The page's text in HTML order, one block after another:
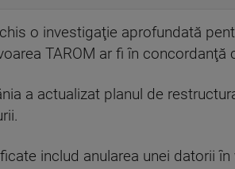
o investigaţie aprofundată
TAROM ar fi în concordanţă
a actualizat planul de
includ anularea unei datorii